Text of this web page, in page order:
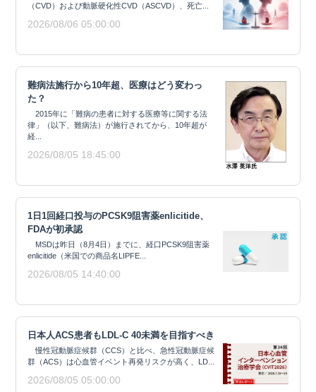
（CVD）および動脈硬化性CVD（ASCVD）、死亡...
2026/08/06 05:00:00
難病法施行から10年超、医療はどう変わっ
た？
2015年に「難病の患者に対する医療等に関する法
律」（以下、難病法）が施行されてから、10年超が
経...
2026/08/05 18:45:00
1日1回経口投与のPCSK9阻害薬enlicitide、
FDAが初承認
MSDは昨日（8月4日）までに、経口PCSK9阻害薬
enlicitide（米国での商品名LIPFE...
2026/08/05 14:40:00
日本人ACS患者もLDL-C 40未満を目指すべき
慢性冠動脈症候群（CCS）と比べ、急性冠動脈症候
群（ACS）は心血管イベント再発リスクが高く、LD...
2026/08/05 05:00:00